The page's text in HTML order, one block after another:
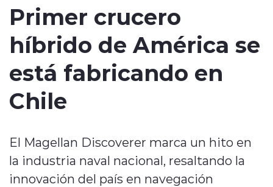
Tendencias
Deportes
Entrevistas
Primer crucero
híbrido de América se
está fabricando en
Chile
El Magellan Discoverer marca un hito en
la industria naval nacional, resaltando la
innovación del país en navegación